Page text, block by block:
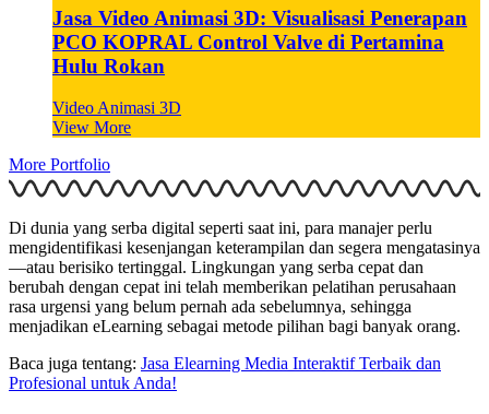
Jasa Video Animasi 3D: Visualisasi Penerapan
PCO KOPRAL Control Valve di Pertamina
Hulu Rokan
Video Animasi 3D
View More
More Portfolio
Di dunia yang serba digital seperti saat ini, para manajer perlu
mengidentifikasi kesenjangan keterampilan dan segera mengatasinya
—atau berisiko tertinggal. Lingkungan yang serba cepat dan
berubah dengan cepat ini telah memberikan pelatihan perusahaan
rasa urgensi yang belum pernah ada sebelumnya, sehingga
menjadikan eLearning sebagai metode pilihan bagi banyak orang.
Baca juga tentang: Jasa Elearning Media Interaktif Terbaik dan
Profesional untuk Anda!